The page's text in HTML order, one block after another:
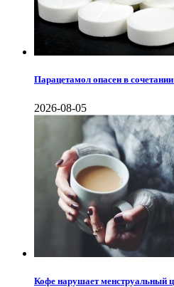
Парацетамол опасен в
2026-08-05
Кофе нарушает менструальный